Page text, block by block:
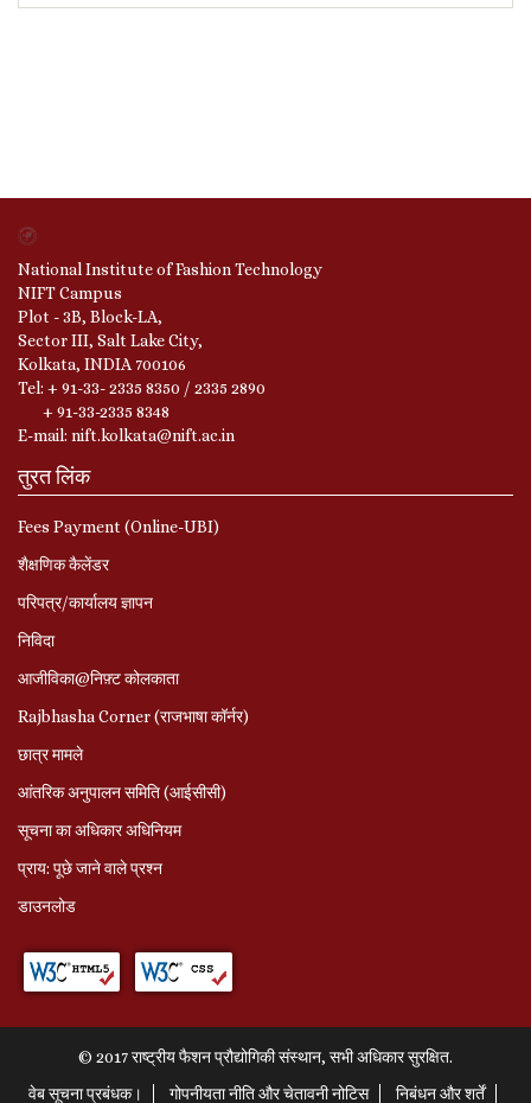
National Institute of Fashion Technology
NIFT Campus
Plot - 3B, Block-LA,
Sector III, Salt Lake City,
Kolkata, INDIA 700106
Tel: + 91-33- 2335 8350 / 2335 2890
+ 91-33-2335 8348
E-mail: nift.kolkata@nift.ac.in
तुरत लिंक
Fees Payment (Online-UBI)
शैक्षणिक कैलेंडर
परिपत्र/कार्यालय ज्ञापन
निविदा
आजीविका@निफ़्ट कोलकाता
Rajbhasha Corner (राजभाषा कॉर्नर)
छात्र मामले
आंतरिक अनुपालन समिति (आईसीसी)
सूचना का अधिकार अधिनियम
प्राय: पूछे जाने वाले प्रश्‍न
डाउनलोड
© 2017 राष्ट्रीय फैशन प्रौद्योगिकी संस्थान, सभी अधिकार सुरक्षित.
वेब सूचना प्रबंधक।
गोपनीयता नीति और चेतावनी नोटिस निबंधन और शर्तें